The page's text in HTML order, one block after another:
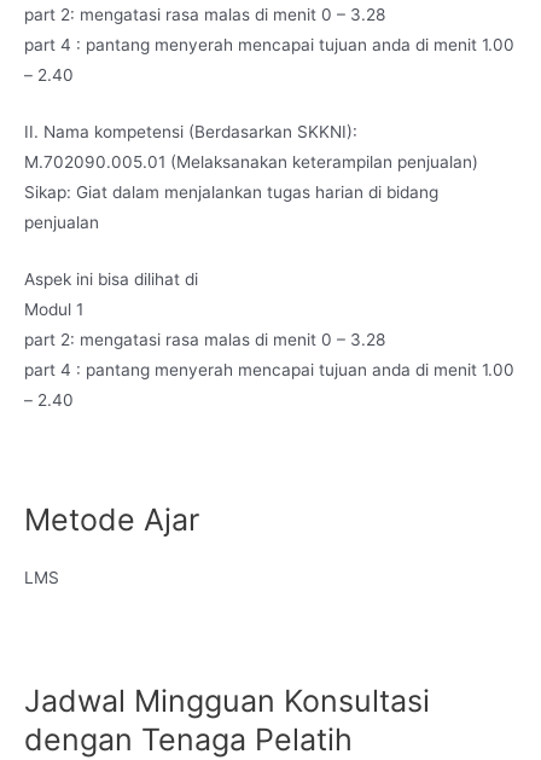
part 2: mengatasi rasa malas di menit 0 – 3.28
part 4 : pantang menyerah mencapai tujuan anda di menit 1.00
– 2.40
II. Nama kompetensi (Berdasarkan SKKNI):
M.702090.005.01 (Melaksanakan keterampilan penjualan)
Sikap: Giat dalam menjalankan tugas harian di bidang
penjualan
Aspek ini bisa dilihat di
Modul 1
part 2: mengatasi rasa malas di menit 0 – 3.28
part 4 : pantang menyerah mencapai tujuan anda di menit 1.00
– 2.40
Metode Ajar
LMS
Jadwal Mingguan Konsultasi
dengan Tenaga Pelatih